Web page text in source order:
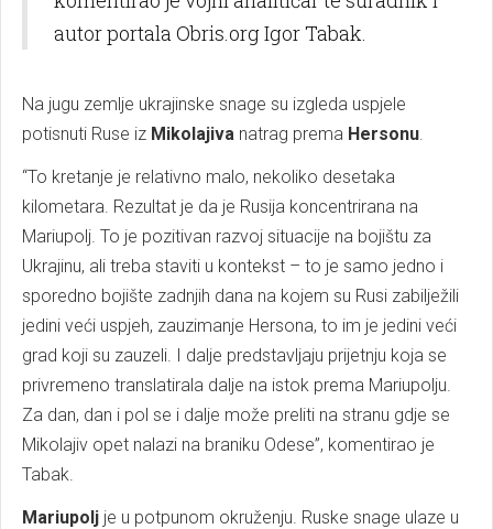
autor portala Obris.org Igor Tabak.
Na jugu zemlje ukrajinske snage su izgleda uspjele
potisnuti Ruse iz Mikolajiva natrag prema Hersonu.
“To kretanje je relativno malo, nekoliko desetaka
kilometara. Rezultat je da je Rusija koncentrirana na
Mariupolj. To je pozitivan razvoj situacije na bojištu za
Ukrajinu, ali treba staviti u kontekst – to je samo jedno i
sporedno bojište zadnjih dana na kojem su Rusi zabilježili
jedini veći uspjeh, zauzimanje Hersona, to im je jedini veći
grad koji su zauzeli. I dalje predstavljaju prijetnju koja se
privremeno translatirala dalje na istok prema Mariupolju.
Za dan, dan i pol se i dalje može preliti na stranu gdje se
Mikolajiv opet nalazi na braniku Odese”, komentirao je
Tabak.
Mariupolj je u potpunom okruženju. Ruske snage ulaze u